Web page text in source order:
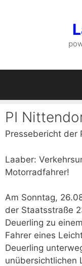
PI
Pressebericht der
Laaber:
Motorradfahrer!
Am Sonntag,
der Staatsstraße
Deuerling zu
Fahrer eines
Deuerling
unübersichtlichen